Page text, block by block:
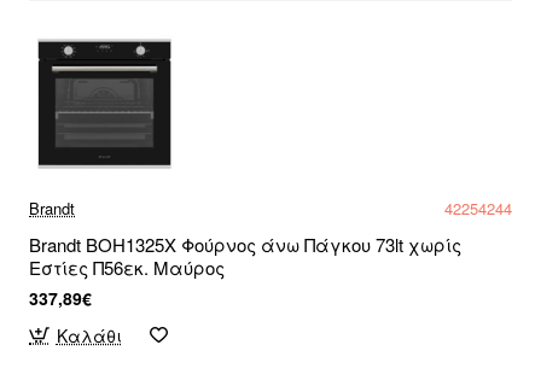
Brandt 42254244
Brandt BOH1325X Φούρνος άνω Πάγκου 73lt χωρίς
Εστίες Π56εκ. Μαύρος
337,89€
Καλάθι